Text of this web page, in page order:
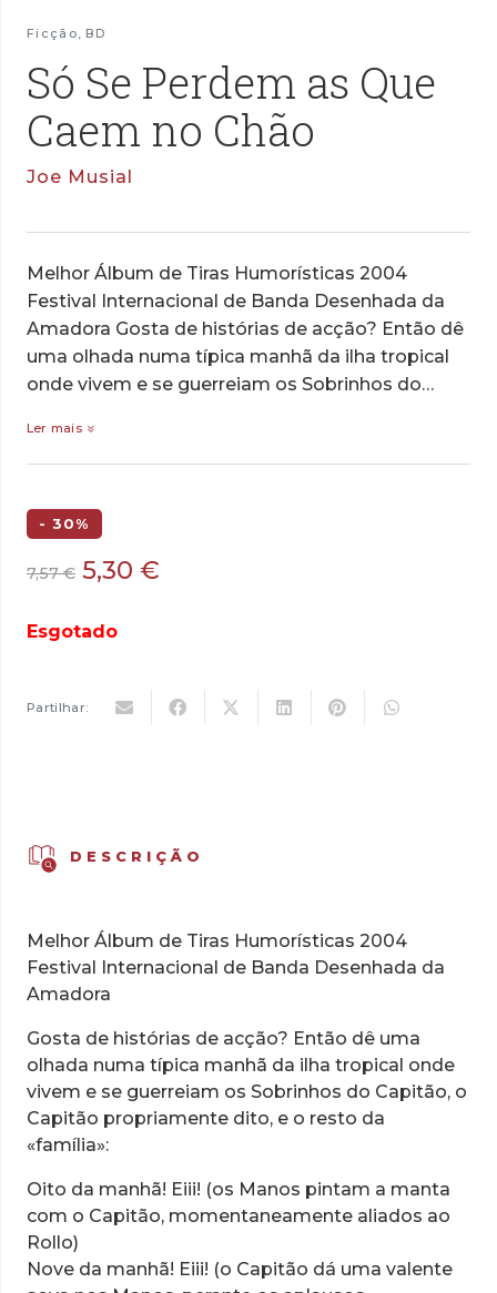
Ficção, BD
Só Se Perdem as Que
Caem no Chão
Joe Musial
Melhor Álbum de Tiras Humorísticas 2004
Festival Internacional de Banda Desenhada da
Amadora Gosta de histórias de acção? Então dê
uma olhada numa típica manhã da ilha tropical
onde vivem e se guerreiam os Sobrinhos do…
Ler mais
- 30%
7,57€ O
original
5,30 €
Esgotado
Partilhar:
DESCRIÇÃO
Melhor Álbum de Tiras Humorísticas 2004
Festival Internacional de Banda Desenhada da
Amadora
Gosta de histórias de acção? Então dê uma
olhada numa típica manhã da ilha tropical onde
vivem e se guerreiam os Sobrinhos do Capitão, o
Capitão propriamente dito, e o resto da
«família»:
Oito da manhã! Eiii! (os Manos pintam a manta
com o Capitão, momentaneamente aliados ao
Rollo)
Nove da manhã! Eiii! (o Capitão dá uma valente